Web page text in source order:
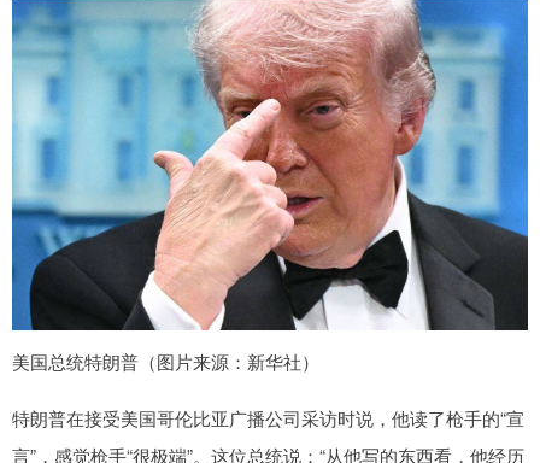
美国总统特朗普（图片来源：新华社）
特朗普在接受美国哥伦比亚广播公司采访时说，他读了枪手的“宣
言”，感觉枪手“很极端”。这位总统说：“从他写的东西看，他经历